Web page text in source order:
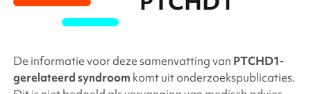
De informatie voor deze samenvatting van PTCHD1-
gerelateerd syndroom komt uit onderzoekspublicaties.